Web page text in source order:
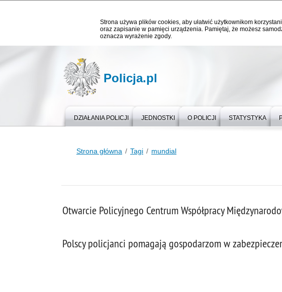
Strona używa plików cookies, aby ułatwić użytkownikom
oraz zapisanie w pamięci urządzenia. Pamiętaj, że możesz
oznacza wyrażenie zgody.
Policja.pl
DZIAŁANIA POLICJI JEDNOSTKI O POLICJI STATYSTYKA
Strona główna Tagi mundial
Otwarcie Policyjnego Centrum Współpracy
Polscy policjanci pomagają gospodarzom w